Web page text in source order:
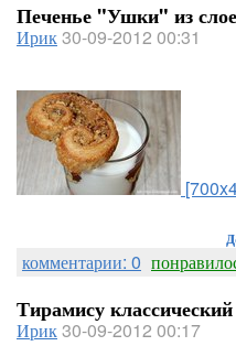
Печенье "Ушки" из
Ирик30-09-2012 00:31
комментарии: 0
Тирамису классический
Ирик30-09-2012 00:17